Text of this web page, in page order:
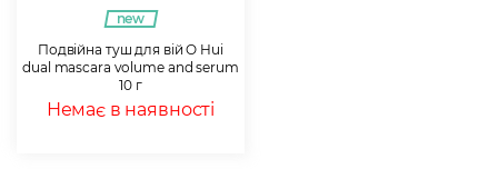
new
Подвійна туш для вій O Hui
dual mascara volume and serum
10 г
Немає в наявності